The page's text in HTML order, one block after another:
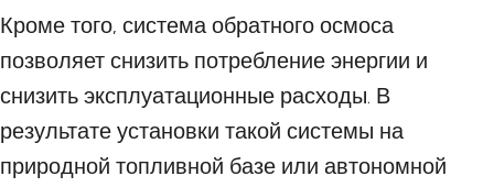
Кроме того, система обратного осмоса
позволяет снизить потребление энергии и
снизить эксплуатационные расходы. В
результате установки такой системы на
природной топливной базе или автономной